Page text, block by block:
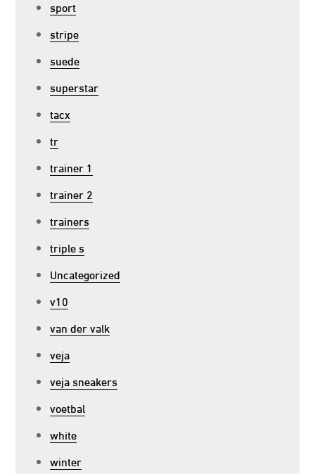
sport
stripe
suede
superstar
tacx
tr
trainer 1
trainer 2
trainers
triple s
Uncategorized
v10
van der valk
veja
veja sneakers
voetbal
white
winter